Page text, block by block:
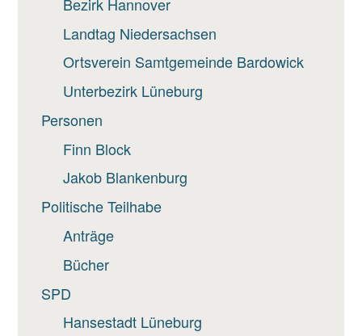
Landtag Niedersachsen
Ortsverein Samtgemeinde Bardowick
Unterbezirk Lüneburg
Personen
Finn Block
Jakob Blankenburg
Politische Teilhabe
Anträge
Bücher
SPD
Hansestadt Lüneburg